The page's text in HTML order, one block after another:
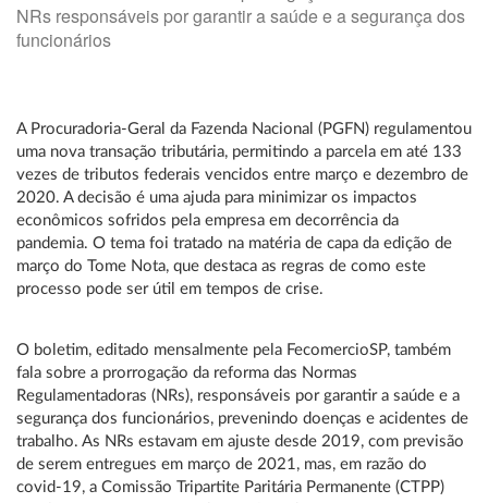
NRs responsáveis por garantir a saúde e a segurança dos
funcionários
A Procuradoria-Geral da Fazenda Nacional (PGFN) regulamentou
uma nova transação tributária, permitindo a parcela em até 133
vezes de tributos federais vencidos entre março e dezembro de
2020. A decisão é uma ajuda para minimizar os impactos
econômicos sofridos pela empresa em decorrência da
pandemia. O tema foi tratado na matéria de capa da edição de
março do Tome Nota, que destaca as regras de como este
processo pode ser útil em tempos de crise.
O boletim, editado mensalmente pela FecomercioSP, também
fala sobre a prorrogação da reforma das Normas
Regulamentadoras (NRs), responsáveis por garantir a saúde e a
segurança dos funcionários, prevenindo doenças e acidentes de
trabalho. As NRs estavam em ajuste desde 2019, com previsão
de serem entregues em março de 2021, mas, em razão do
covid-19, a Comissão Tripartite Paritária Permanente (CTPP)